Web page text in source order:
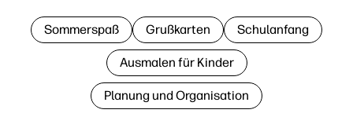
Sommerspaß Grußkarten Schulanfang
Ausmalen für Kinder
Planung und Organisation